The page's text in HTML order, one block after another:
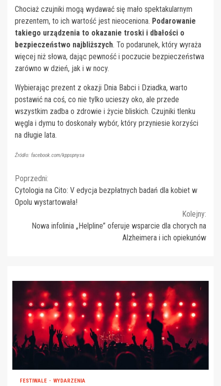
Chociaż czujniki mogą wydawać się mało spektakularnym
prezentem, to ich wartość jest nieoceniona. Podarowanie
takiego urządzenia to okazanie troski i dbałości o
bezpieczeństwo najbliższych. To podarunek, który wyraża
więcej niż słowa, dając pewność i poczucie bezpieczeństwa
zarówno w dzień, jak i w nocy.
Wybierając prezent z okazji Dnia Babci i Dziadka, warto
postawić na coś, co nie tylko ucieszy oko, ale przede
wszystkim zadba o zdrowie i życie bliskich. Czujniki tlenku
węgla i dymu to doskonały wybór, który przyniesie korzyści
na długie lata.
Źródło: facebook.com/kppspnysa
Continue
Reading
Poprzedni:
Cytologia na Cito: V edycja bezpłatnych badań dla kobiet w
Opolu wystartowała!
Kolejny:
Nowa infolinia „Helpline” oferuje wsparcie dla chorych na
Alzheimera i ich opiekunów
FESTIWALE WYDARZENIA